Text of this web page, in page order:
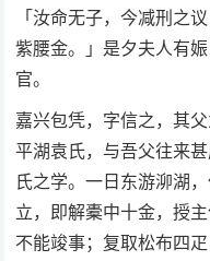
「汝命无子，今减刑之
紫腰金。」是夕夫人有
官。
嘉兴包凭，字信之，其
平湖袁氏，与吾父往来
氏之学。一日东游泖湖
立，即解橐中十金，授
不能竣事；复取松布四